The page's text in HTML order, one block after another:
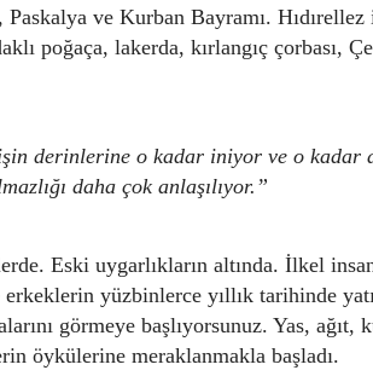
ve Kurban Bayramı.
poğaça, lakerda, kırlangıç çorbası,
derinlerine o kadar iniyor ve o kadar
daha çok anlaşılıyor.”
Eski uygarlıkların altında. İlkel
yüzbinlerce yıllık tarihinde
görmeye başlıyorsunuz. Yas,
öykülerine meraklanmakla başladı.